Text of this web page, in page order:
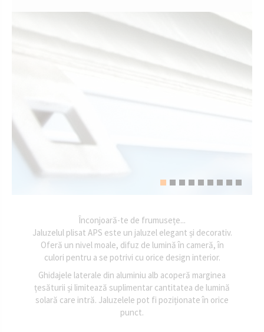
Înconjoară-te de frumusețe...
Jaluzelul plisat APS este un jaluzel elegant și decorativ.
Oferă un nivel moale, difuz de lumină în cameră, în
culori pentru a se potrivi cu orice design interior.
Ghidajele laterale din aluminiu alb acoperă marginea
țesăturii și limitează suplimentar cantitatea de lumină
solară care intră. Jaluzelele pot fi poziționate în orice
punct.